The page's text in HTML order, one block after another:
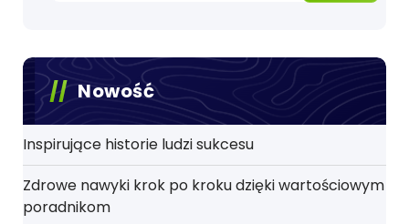
Nowość
Inspirujące historie ludzi sukcesu
Zdrowe nawyki krok po kroku dzięki wartościowym
poradnikom